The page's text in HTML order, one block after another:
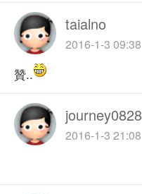
taialno
2016-1-3 09:38
贊..
journey0828
2016-1-3 21:08